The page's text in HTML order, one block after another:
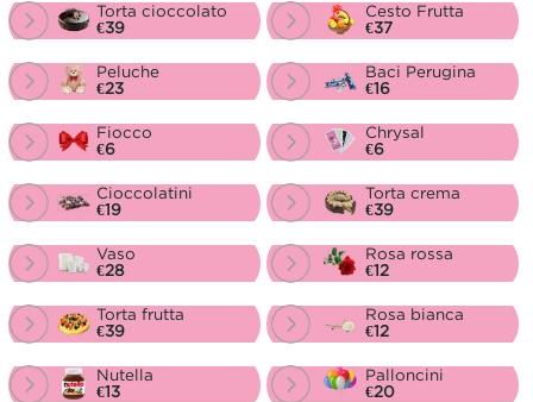
Torta cioccolato
€39
Peluche
€23
Fiocco
€6
Cioccolatini
€19
Vaso
€28
Torta frutta
€39
Nutella
€13
Cesto Frutta
€37
Baci Perugina
€16
Chrysal
€6
Torta crema
€39
Rosa rossa
€12
Rosa bianca
€12
Palloncini
€20